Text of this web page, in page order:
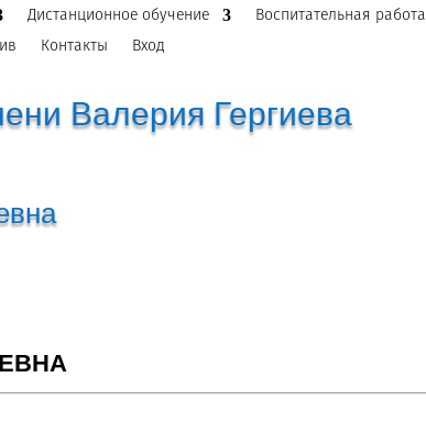
Дистанционное обучение
Воспитательная работа
Контакты Вход
Валерия Гергиева